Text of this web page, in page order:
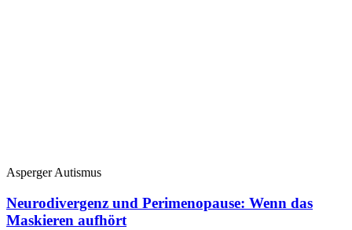
Asperger Autismus
Neurodivergenz und Perimenopause: Wenn das
Maskieren aufhört